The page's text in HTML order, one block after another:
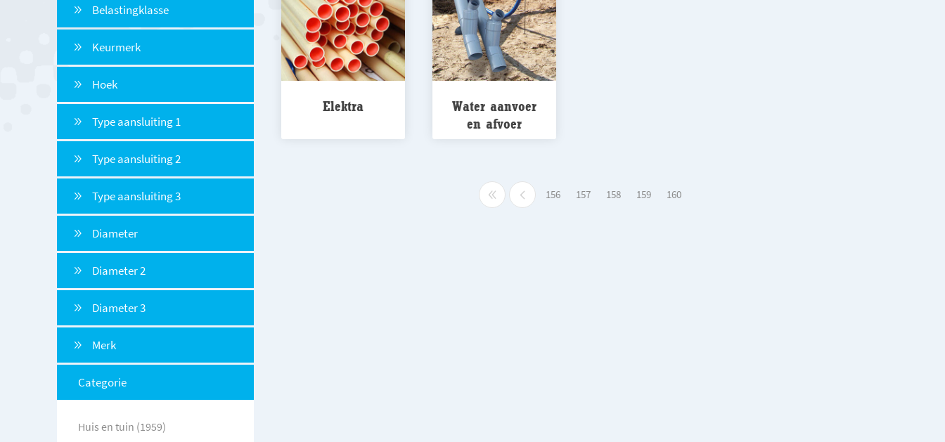
Elektra
Water aanvoer
en afvoer
156 157 158 159 160
Belastingklasse
Keurmerk
Hoek
Type aansluiting 1
Type aansluiting 2
Type aansluiting 3
Diameter
Diameter 2
Diameter 3
Merk
Categorie
Huis en tuin (1959)